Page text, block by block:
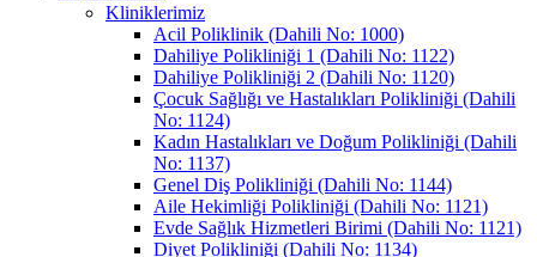
Kliniklerimiz
Acil Poliklinik (Dahili No: 1000)
Dahiliye Polikliniği 1 (Dahili No: 1122)
Dahiliye Polikliniği 2 (Dahili No: 1120)
Çocuk Sağlığı ve Hastalıkları Polikliniği (Dahili
No: 1124)
Kadın Hastalıkları ve Doğum Polikliniği (Dahili
No: 1137)
Genel Diş Polikliniği (Dahili No: 1144)
Aile Hekimliği Polikliniği (Dahili No: 1121)
Evde Sağlık Hizmetleri Birimi (Dahili No: 1121)
Diyet Polikliniği (Dahili No: 1134)